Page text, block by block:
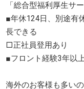
「総合型福利厚生サ
■年休124日、別途有
長できる
□正社員登用あり
■フロント経験3年以
海外のお客様も多い